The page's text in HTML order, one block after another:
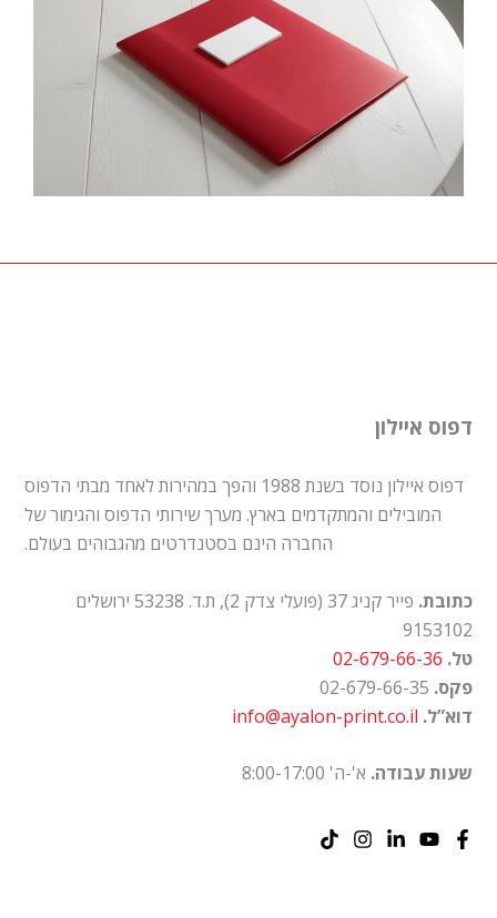
דפוס איילון
דפוס איילון נוסד בשנת 1988 והפך במהירות לאחד מבתי הדפוס
המובילים והמתקדמים בארץ. מערך שירותי הדפוס והגימור של
החברה הינם בסטנדרטים מהגבוהים בעולם.
כתובת.
פייר קניג 37 (פועלי צדק 2), ת.ד. 53238 ירושלים
9153102
טל. 02-679-66-36
פקס.
דוא”ל. info@ayalon-print.co.il
שעות עבודה. א'-ה' 8:00-17:00